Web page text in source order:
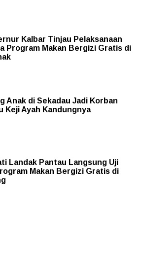
Kalbar Tinjau Pelaksanaan
Program Makan Bergizi Gratis di
Anak di Sekadau Jadi Korban
Keji Ayah Kandungnya
Landak Pantau Langsung Uji
Makan Bergizi Gratis di